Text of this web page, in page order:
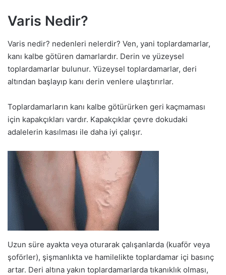
Varis Nedir?
Varis nedir? nedenleri nelerdir? Ven, yani toplardamarlar,
kanı kalbe götüren damarlardır. Derin ve yüzeysel
toplardamarlar bulunur. Yüzeysel toplardamarlar, deri
altından başlayıp kanı derin venlere ulaştırırlar.
Toplardamarların kanı kalbe götürürken geri kaçmaması
için kapakçıkları vardır. Kapakçıklar çevre dokudaki
adalelerin kasılması ile daha iyi çalışır.
Uzun süre ayakta veya oturarak çalışanlarda (kuaför veya
şoförler), şişmanlıkta ve hamilelikte toplardamar içi basınç
artar. Deri altına yakın toplardamarlarda tıkanıklık olması,